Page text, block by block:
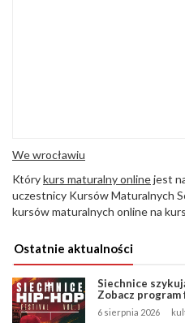
We wrocławiu
Którykurs maturalny onlinejest
uczestnicy Kursów Maturalnych
kursów maturalnych online na
Ostatnie aktualności
Siechnice
Zobacz
6 sierpnia 2026